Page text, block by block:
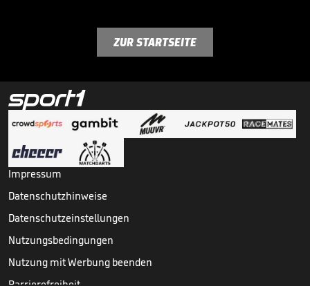
ZUR STARTSEITE
Impressum
Datenschutzhinweise
Datenschutzeinstellungen
Nutzungsbedingungen
Nutzung mit Werbung beenden